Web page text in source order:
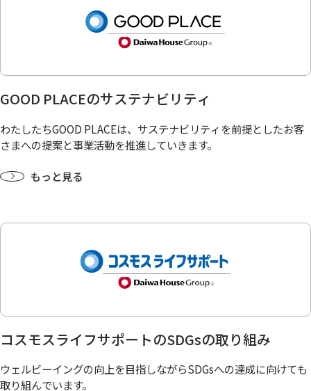
GOOD PLACEのサステナビリティ
わたしたちGOOD PLACEは、サステナビリティを前提としたお客
さまへの提案と事業活動を推進していきます。
もっと見る
コスモスライフサポートのSDGsの取り組み
ウェルビーイングの向上を目指しながらSDGsへの達成に向けても
取り組んでいます。